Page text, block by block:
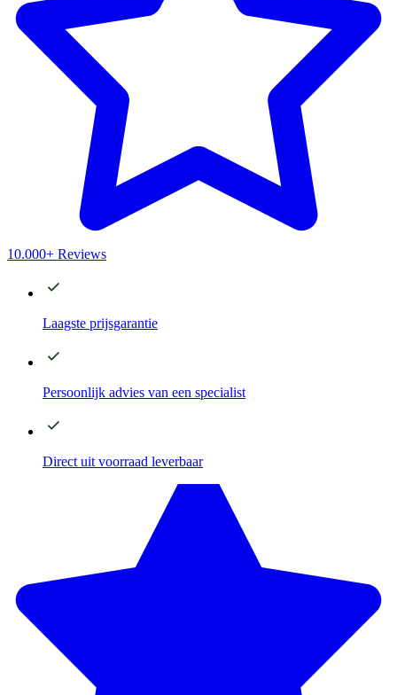
10.000+ Reviews
Laagste prijsgarantie
Persoonlijk advies van een specialist
Direct uit voorraad leverbaar